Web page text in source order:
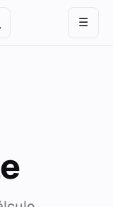
☰